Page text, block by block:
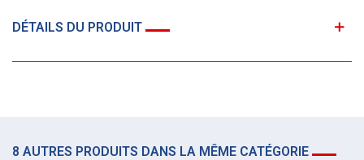
DÉTAILS DU PRODUIT
8 AUTRES PRODUITS DANS LA MÊME CATÉGORIE